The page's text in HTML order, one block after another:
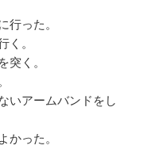
行った。
く。
突く。
いアームバンドをし
かった。